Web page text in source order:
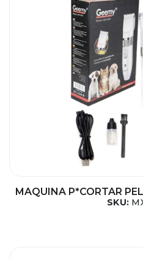
MAQUINA P*CORTAR
SKU: